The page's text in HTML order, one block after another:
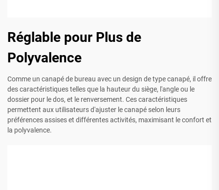
Réglable pour Plus de
Polyvalence
Comme un canapé de bureau avec un design de type canapé, il offre
des caractéristiques telles que la hauteur du siège, l'angle ou le
dossier pour le dos, et le renversement. Ces caractéristiques
permettent aux utilisateurs d'ajuster le canapé selon leurs
préférences assises et différentes activités, maximisant le confort et
la polyvalence.